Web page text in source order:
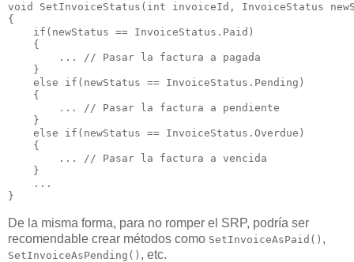
void SetInvoiceStatus(int invoiceId, InvoiceStatus
{
    if(newStatus == InvoiceStatus.Paid)
    {
        ... // Pasar la factura a pagada
    }
    else if(newStatus == InvoiceStatus.Pending)
    {
        ... // Pasar la factura a pendiente
    }
    else if(newStatus == InvoiceStatus.Overdue)
    {
        ... // Pasar la factura a vencida
    }
    ...
De la misma forma, para no romper el SRP, podría ser
recomendable crear métodos como SetInvoiceAsPaid() ,
SetInvoiceAsPending() , etc.